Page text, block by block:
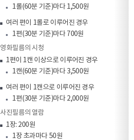
1롤(60분 기준)마다 1,500원
여러 편이 1롤로 이루어진 경우
1편(30분 기준)마다 700원
영화필름의 시청
1편이 1캔 이상으로 이루어진 경우
1캔(60분 기준)마다 3,500원
여러 편이 1캔으로 이루어진 경우
1편(30분 기준)마다 2,000원
사진필름의 열람
1장: 200원
1장 초과마다 50원